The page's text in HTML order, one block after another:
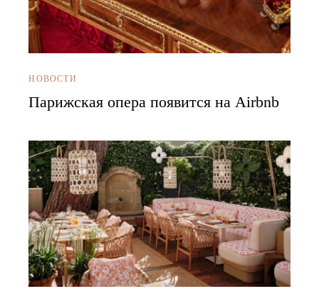
НОВОСТИ
Парижская опера появится на Airbnb